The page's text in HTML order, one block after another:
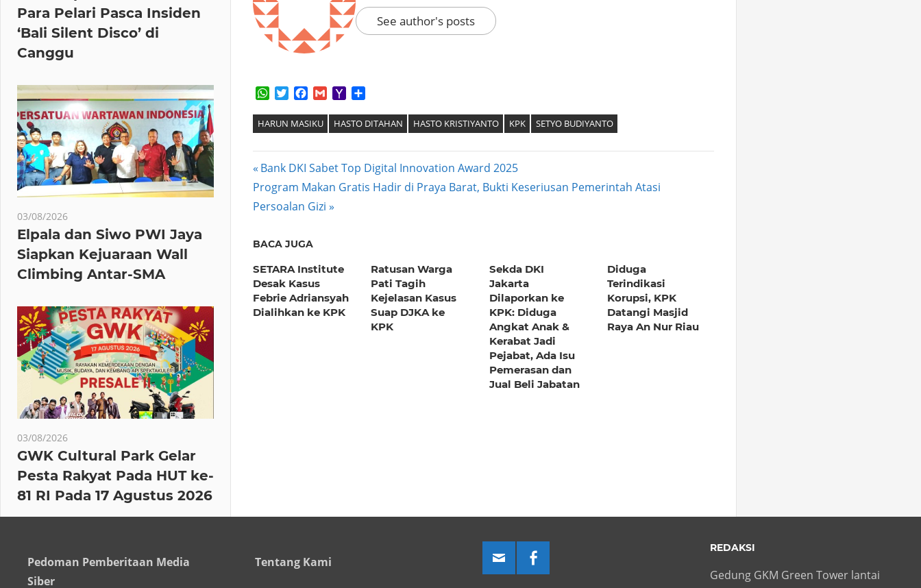
See author's posts
WhatsApp
TwitterFacebook
GmailYahoo
HARUN MASIKU HASTO DITAHAN HASTO KRISTIYANTO KPK SETYO BUDIYANTO
Post
navigation
Previous
Post:
Bank DKI Sabet Top Digital Innovation Award 2025
Next
Post:
Program Makan Gratis Hadir di Praya Barat, Bukti Keseriusan Pemerintah Atasi
Persoalan Gizi
BACA JUGA
SETARA Institute
Desak Kasus
Febrie Adriansyah
Dialihkan ke KPK
Ratusan Warga
Pati Tagih
Kejelasan Kasus
Suap DJKA ke
KPK
Sekda DKI
Jakarta
Dilaporkan ke
KPK: Diduga
Angkat Anak &
Kerabat Jadi
Pejabat, Ada Isu
Pemerasan dan
Jual Beli Jabatan
Diduga
Terindikasi
Korupsi, KPK
Datangi Masjid
Raya An Nur Riau
Para Pelari Pasca Insiden
‘Bali Silent Disco’ di
Canggu
03/08/2026
Elpala dan Siwo PWI Jaya
Siapkan Kejuaraan Wall
Climbing Antar-SMA
03/08/2026
GWK Cultural Park Gelar
Pesta Rakyat Pada HUT ke-
81 RI Pada 17 Agustus 2026
Pedoman Pemberitaan Media
Siber
Tentang Kami
REDAKSI
Gedung GKM Green Tower lantai